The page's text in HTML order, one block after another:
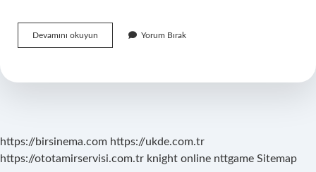
Devamını okuyun Saniyede
Kaç
Yorum Bırak
https://birsinema.com https://ukde.com.tr
https://ototamirservisi.com.tr knight online nttgame Sitemap